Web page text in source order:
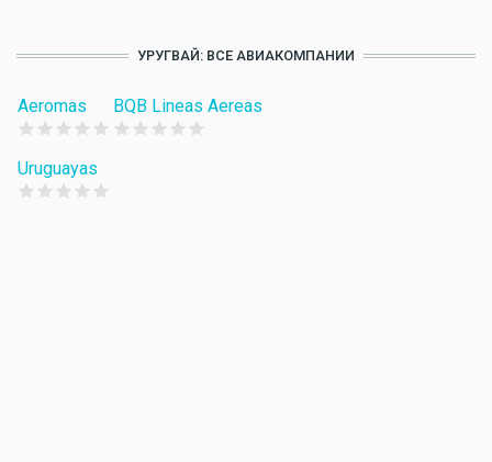
УРУГВАЙ: ВСЕ АВИАКОМПАНИИ
Aeromas BQB Lineas Aereas
Uruguayas